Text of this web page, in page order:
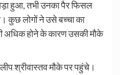
हुआ, तभी उनका पैर फिसल
कुछ लोगों ने उसे बच्चा का
अधिक होने के कारण उसकी मौके
श्रीवास्तव मौके पर पहुंचे।